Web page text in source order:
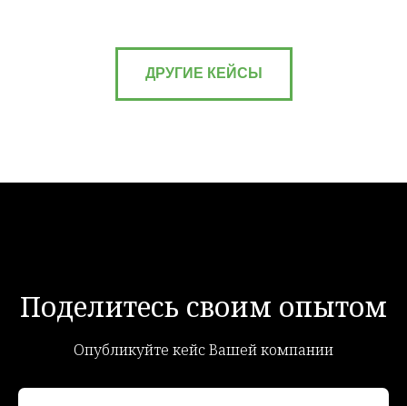
ДРУГИЕ КЕЙСЫ
Поделитесь своим опытом
Опубликуйте кейс Вашей компании